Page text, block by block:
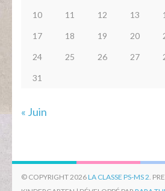
10 11 12 13
17 18 19 20
24 25 26 27
31
« Juin
© COPYRIGHT 2026LA CLASSE PS-MS 2.